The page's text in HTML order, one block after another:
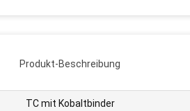
Produkt-Beschreibung
TC mit Kobaltbinder